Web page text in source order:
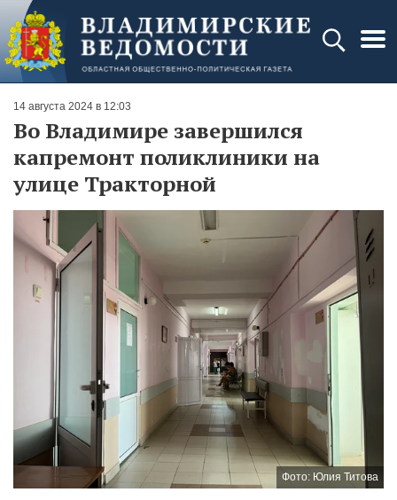
14 августа 2024 в 12:03
Во Владимире завершился
капремонт поликлиники на
улице Тракторной
Фото: Юлия Титова